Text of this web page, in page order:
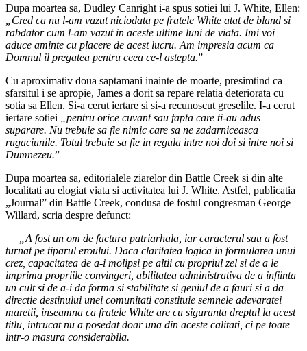
Dupa moartea sa, Dudley Canright i-a spus sotiei lui J. White, Ellen:
„Cred ca nu l-am vazut niciodata pe fratele White atat de bland si
rabdator cum l-am vazut in aceste ultime luni de viata. Imi voi
aduce aminte cu placere de acest lucru. Am impresia acum ca
Domnul il pregatea pentru ceea ce-l astepta.”
Cu aproximativ doua saptamani inainte de moarte, presimtind ca
sfarsitul i se apropie, James a dorit sa repare relatia deteriorata cu
sotia sa Ellen. Si-a cerut iertare si si-a recunoscut greselile. I-a cerut
iertare sotiei
„pentru orice cuvant sau fapta care ti-au adus
suparare. Nu trebuie sa fie nimic care sa ne zadarniceasca
rugaciunile. Totul trebuie sa fie in regula intre noi doi si intre noi si
Dumnezeu.”
Dupa moartea sa, editorialele ziarelor din Battle Creek si din alte
localitati au elogiat viata si activitatea lui J. White. Astfel, publicatia
„Journal” din Battle Creek, condusa de fostul congresman George
Willard, scria despre defunct:
„A fost un om de factura patriarhala, iar caracterul sau a fost
turnat pe tiparul eroului. Daca claritatea logica in formularea unui
crez, capacitatea de a-i molipsi pe altii cu propriul zel si de a le
imprima propriile convingeri, abilitatea administrativa de a infiinta
un cult si de a-i da forma si stabilitate si geniul de a fauri si a da
directie destinului unei comunitati constituie semnele adevaratei
maretii, inseamna ca fratele White are cu siguranta dreptul la acest
titlu, intrucat nu a posedat doar una din aceste calitati, ci pe toate
intr-o masura considerabila.